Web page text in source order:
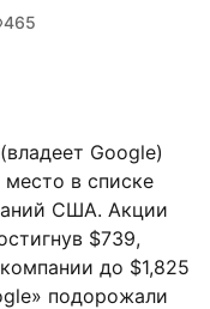
465
Google)
место в списке
США. Акции
$739,
до $1,825
подорожали